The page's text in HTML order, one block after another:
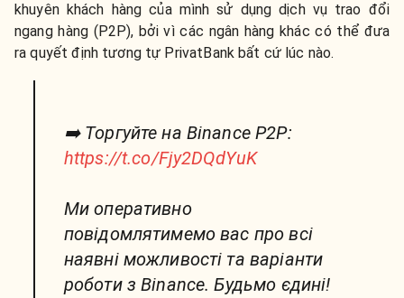
khuyên khách hàng của mình sử dụng dịch vụ trao đổi
ngang hàng (P2P), bởi vì các ngân hàng khác có thể đưa
ra quyết định tương tự PrivatBank bất cứ lúc nào.
➡️ Торгуйте на Binance P2P:
https://t.co/Fjy2DQdYuK
Ми оперативно
повідомлятимемо вас про всі
наявні можливості та варіанти
роботи з Binance. Будьмо єдині!